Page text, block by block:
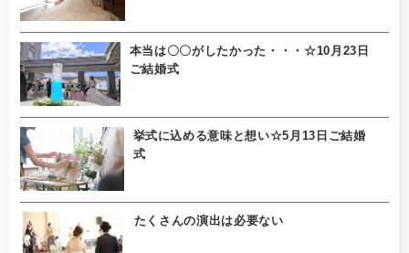
本当は〇〇がしたかった・・・☆10月23日
ご結婚式
挙式に込める意味と想い☆5月13日ご結婚
式
たくさんの演出は必要ない